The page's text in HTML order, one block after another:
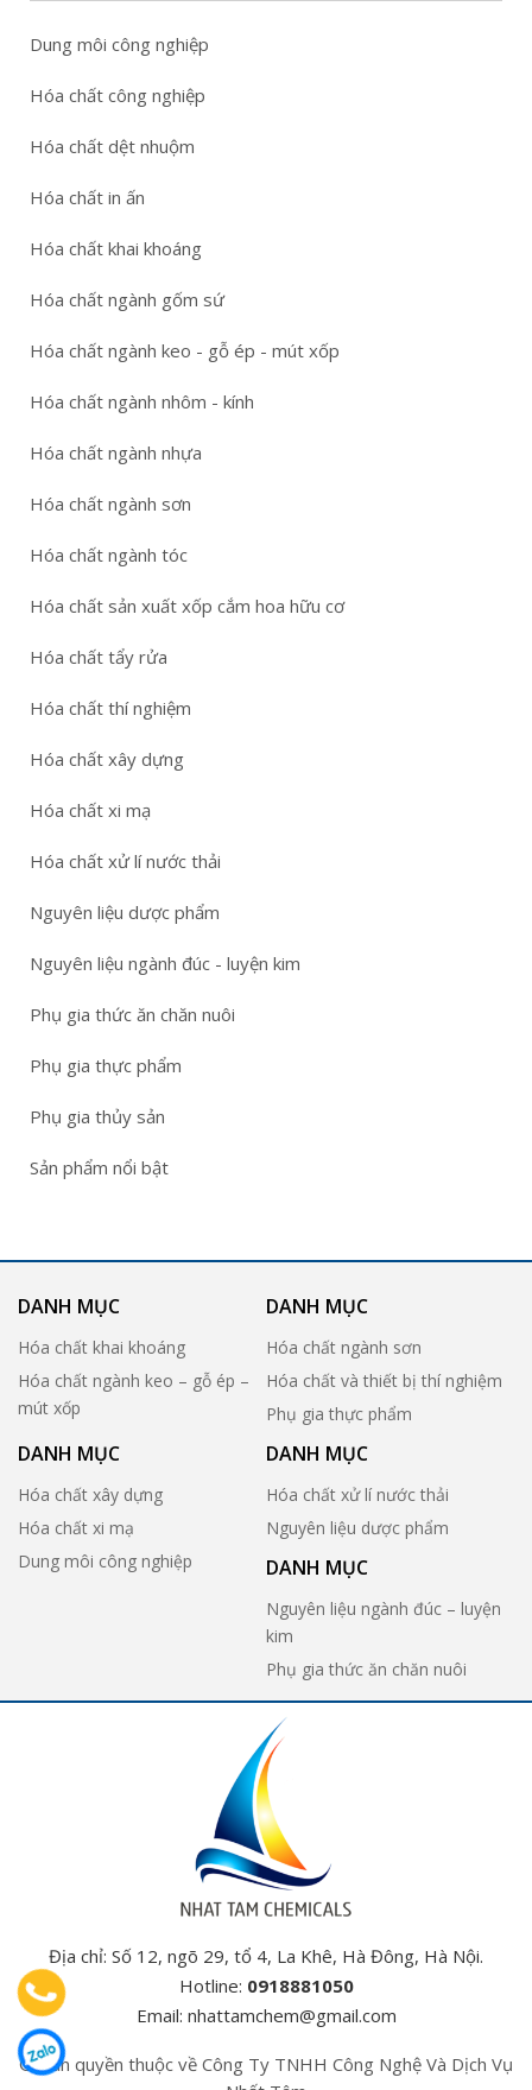
Dung môi công nghiệp
Hóa chất công nghiệp
Hóa chất dệt nhuộm
Hóa chất in ấn
Hóa chất khai khoáng
Hóa chất ngành gốm sứ
Hóa chất ngành keo - gỗ ép - mút xốp
Hóa chất ngành nhôm - kính
Hóa chất ngành nhựa
Hóa chất ngành sơn
Hóa chất ngành tóc
Hóa chất sản xuất xốp cắm hoa hữu cơ
Hóa chất tẩy rửa
Hóa chất thí nghiệm
Hóa chất xây dựng
Hóa chất xi mạ
Hóa chất xử lí nước thải
Nguyên liệu dược phẩm
Nguyên liệu ngành đúc - luyện kim
Phụ gia thức ăn chăn nuôi
Phụ gia thực phẩm
Phụ gia thủy sản
Sản phẩm nổi bật
DANH MỤC
Hóa chất khai khoáng
Hóa chất ngành keo – gỗ ép –
mút xốp
DANH MỤC
Hóa chất ngành sơn
Hóa chất và thiết bị thí nghiệm
Phụ gia thực phẩm
DANH MỤC
Hóa chất xây dựng
Hóa chất xi mạ
Dung môi công nghiệp
DANH MỤC
Hóa chất xử lí nước thải
Nguyên liệu dược phẩm
DANH MỤC
Nguyên liệu ngành đúc – luyện
kim
Phụ gia thức ăn chăn nuôi
Địa chỉ: Số 12, ngõ 29, tổ 4, La Khê, Hà Đông, Hà Nội.
Hotline: 0918881050
Email: nhattamchem@gmail.com
© Bản quyền thuộc về Công Ty TNHH Công Nghệ Và Dịch Vụ